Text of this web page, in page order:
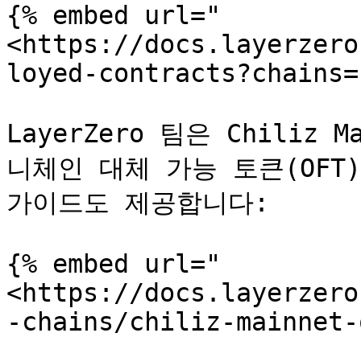
{% embed url="
<https://
loyed-
LayerZero 팀은 Chiliz
니체인 대체 가능 토큰
가이드도 제공합니다:
{% embed url="
<https://
-chains/chiliz-